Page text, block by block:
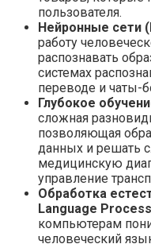
пользователя.
Нейронные сети
работу
распознавать
системах
переводе и чаты-
Глубокое
сложная
позволяющая
данных и решать
медицинскую
управление
Обработка
Language
компьютерам
человеческий